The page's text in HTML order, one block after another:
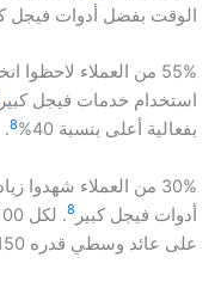
الوقت بفضل أدوات فيجل
55% من العملاء
استخدام خدمات فيجل كبير
بفعالية أعلى بنسبة 40%
8
.
30% من العملاء شهدوا
أدوات فيجل كبير 8
على عائد وسطي قدره 150 دولارًا خلال السنة الأولى